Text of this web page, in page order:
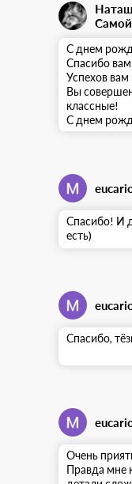
С днем
Спасибо вам
Успехов
Вы
классные!
С днем
Спасибо! И
есть)
Спасибо,
Очень
Правда мне